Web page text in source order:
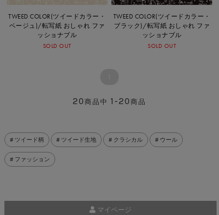
TWEED COLOR(ツイードカラー・
ベージュ)/転写紙 おしゃれ ファ
ッショナブル
SOLD OUT
TWEED COLOR(ツイードカラー・
ブラック)/転写紙 おしゃれ ファ
ッショナブル
SOLD OUT
20商品中 1-20商品
# ツイード柄 # ツイード生地 # クラシカル # ウール
# ファッション
マイページ